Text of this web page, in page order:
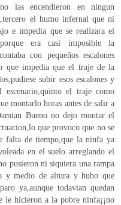
las encendieron en ningun
el humo infernal que ni
e impedia que se realizara el
era casi imposible la
con pequeños escalones
que impedia que el traje de la
subir esos escalones y
escenario,quinto el traje como
montarlo horas antes de salir a
Bueno no dejo montar el
que provoco que no se
falta de tiempo,que la ninfa ya
en el suelo arreglando el
pusieron ni siquiera una rampa
y medio de altura y hubo que
ya,aunque todavian quedan
le hicieron a la pobre ninfa¡¡no